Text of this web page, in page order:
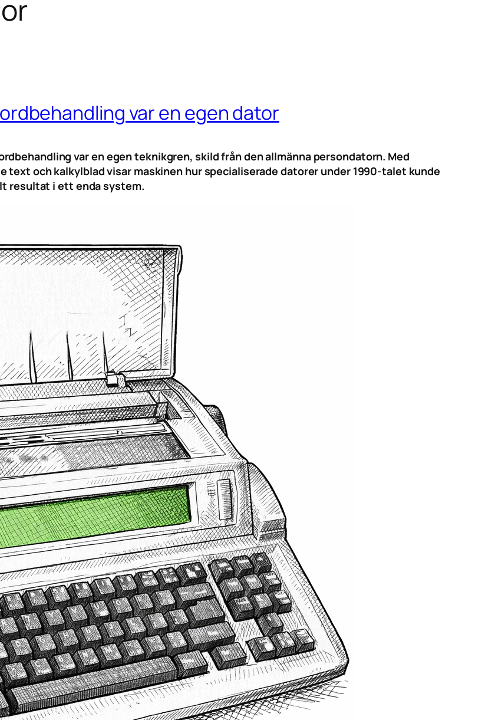
var en egen dator
var en egen teknikgren, skild från den allmänna persondatorn. Med
text och kalkylblad visar maskinen hur specialiserade datorer under 1990-talet kunde
resultat i ett enda system.